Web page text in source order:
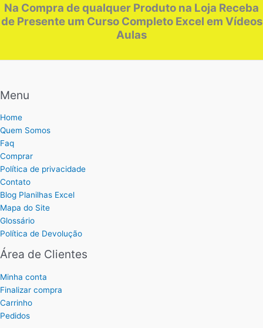
Na Compra de qualquer Produto na Loja Receba
de Presente um Curso Completo Excel em Vídeos
Aulas
Menu
Home
Quem Somos
Faq
Comprar
Política de privacidade
Contato
Blog Planilhas Excel
Mapa do Site
Glossário
Política de Devolução
Área de Clientes
Minha conta
Finalizar compra
Carrinho
Pedidos